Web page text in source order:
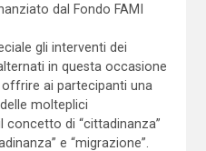
dal Fondo FAMI
gli interventi dei
in questa occasione
ai partecipanti una
molteplici
di “cittadinanza”
e “migrazione”.